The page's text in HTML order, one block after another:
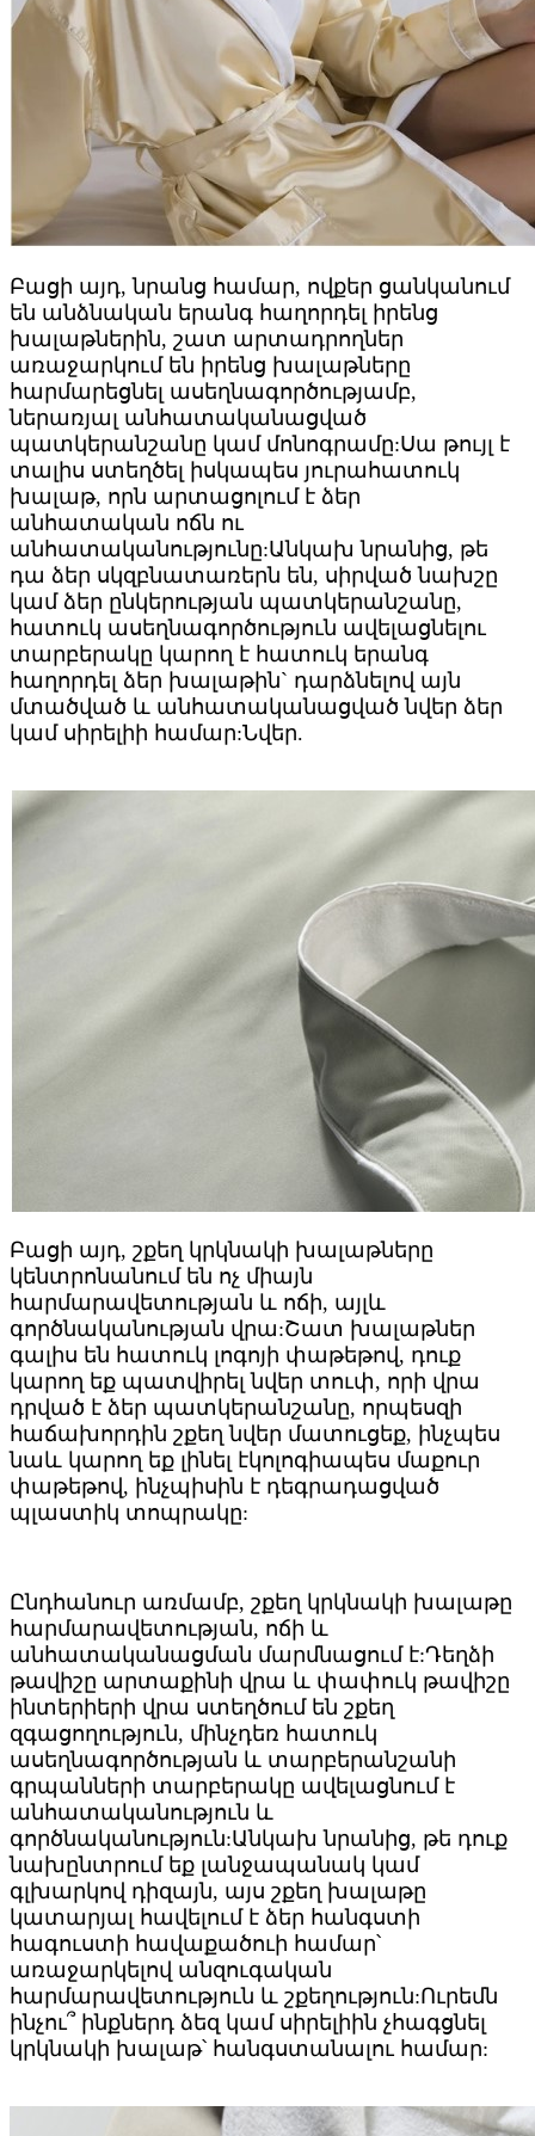
Բացի այդ, նրանց համար, ովքեր ցանկանում
են անձնական երանգ հաղորդել իրենց
խալաթներին, շատ արտադրողներ
առաջարկում են իրենց խալաթները
հարմարեցնել ասեղնագործությամբ,
ներառյալ անհատականացված
պատկերանշանը կամ մոնոգրամը:Սա թույլ է
տալիս ստեղծել իսկապես յուրահատուկ
խալաթ, որն արտացոլում է ձեր
անհատական ​​ոճն ու
անհատականությունը:Անկախ նրանից, թե
դա ձեր սկզբնատառերն են, սիրված նախշը
կամ ձեր ընկերության պատկերանշանը,
հատուկ ասեղնագործություն ավելացնելու
տարբերակը կարող է հատուկ երանգ
հաղորդել ձեր խալաթին` դարձնելով այն
մտածված և անհատականացված նվեր ձեր
կամ սիրելիի համար:Նվեր.
Բացի այդ, շքեղ կրկնակի խալաթները
կենտրոնանում են ոչ միայն
հարմարավետության և ոճի, այլև
գործնականության վրա:Շատ խալաթներ
գալիս են հատուկ լոգոյի փաթեթով, դուք
կարող եք պատվիրել նվեր տուփ, որի վրա
դրված է ձեր պատկերանշանը, որպեսզի
հաճախորդին շքեղ նվեր մատուցեք, ինչպես
նաև կարող եք լինել էկոլոգիապես մաքուր
փաթեթով, ինչպիսին է դեգրադացված
պլաստիկ տոպրակը:
Ընդհանուր առմամբ, շքեղ կրկնակի խալաթը
հարմարավետության, ոճի և
անհատականացման մարմնացում է:Դեղձի
թավիշը արտաքինի վրա և փափուկ թավիշը
ինտերիերի վրա ստեղծում են շքեղ
զգացողություն, մինչդեռ հատուկ
ասեղնագործության և տարբերանշանի
գրպանների տարբերակը ավելացնում է
անհատականություն և
գործնականություն:Անկախ նրանից, թե դուք
նախընտրում եք լանջապանակ կամ
գլխարկով դիզայն, այս շքեղ խալաթը
կատարյալ հավելում է ձեր հանգստի
հագուստի հավաքածուի համար՝
առաջարկելով անզուգական
հարմարավետություն և շքեղություն:Ուրեմն
ինչու՞ ինքներդ ձեզ կամ սիրելիին չհագցնել
կրկնակի խալաթ՝ հանգստանալու համար: